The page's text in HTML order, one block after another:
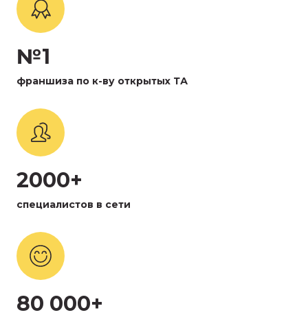
№1
франшиза по к-ву открытых ТА
2000+
специалистов в сети
80 000+